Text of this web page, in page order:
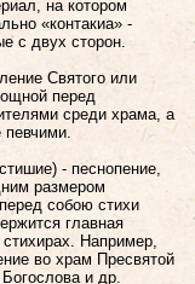
на котором
«контакиа» -
с двух сторон.
Святого или
перед
среди храма, а
певчими.
- песнопение,
размером
собою стихи
главная
Например,
во храм Пресвятой
и др.